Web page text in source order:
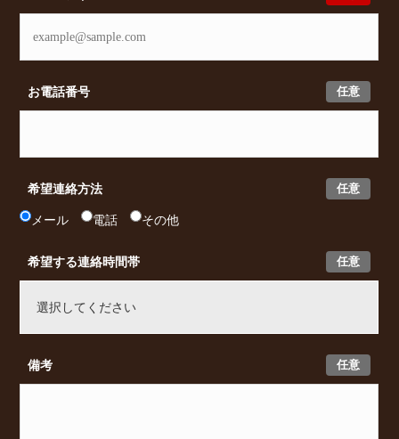
任意
お電話番号
任意
希望連絡方法
メール 電話 その他
任意
希望する連絡時間帯
任意
備考